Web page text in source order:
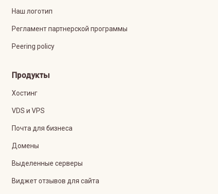
Наш логотип
Регламент партнерской программы
Peering policy
Продукты
Хостинг
VDS и VPS
Почта для бизнеса
Домены
Выделенные серверы
Виджет отзывов для сайта